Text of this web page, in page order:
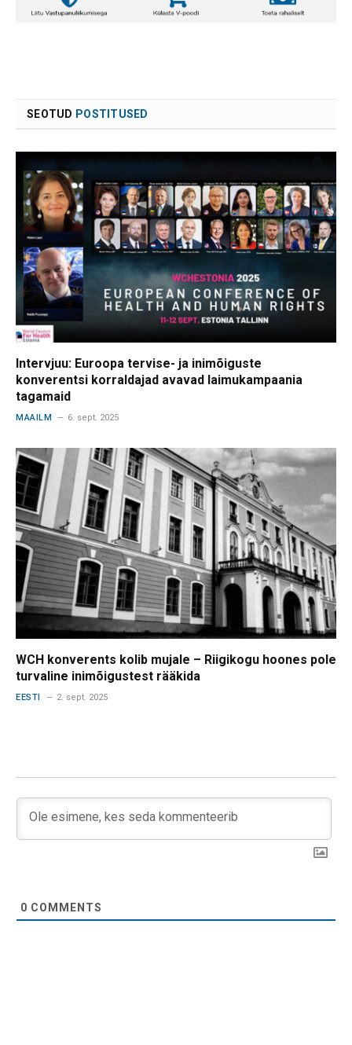
SEOTUD POSTITUSED
Intervjuu: Euroopa tervise- ja inimõiguste
konverentsi korraldajad avavad laimukampaania
tagamaid
MAAILM 6. sept. 2025
WCH konverents kolib mujale – Riigikogu hoones pole
turvaline inimõigustest rääkida
EESTI 2. sept. 2025
0 COMMENTS